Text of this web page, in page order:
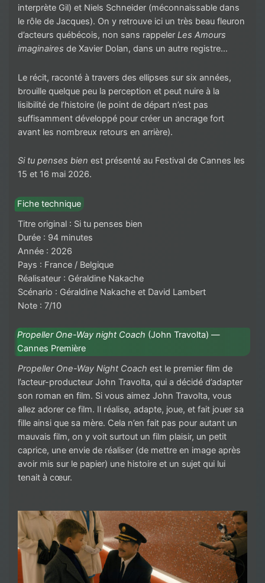
interprète Gil) et Niels Schneider (méconnaissable dans
le rôle de Jacques). On y retrouve ici un très beau fleuron
d’acteurs québécois, non sans rappeler Les Amours
imaginaires de Xavier Dolan, dans un autre registre…
Le récit, raconté à travers des ellipses sur six années,
brouille quelque peu la perception et peut nuire à la
lisibilité de l’histoire (le point de départ n’est pas
suffisamment développé pour créer un ancrage fort
avant les nombreux retours en arrière).
Si tu penses bien est présenté au Festival de Cannes les
15 et 16 mai 2026.
Fiche technique
Titre original : Si tu penses bien
Durée : 94 minutes
Année : 2026
Pays : France / Belgique
Réalisateur : Géraldine Nakache
Scénario : Géraldine Nakache et David Lambert
Note : 7/10
Propeller One-Way night Coach (John Travolta) —
Cannes Première
Propeller One-Way Night Coach est le premier film de
l’acteur-producteur John Travolta, qui a décidé d’adapter
son roman en film. Si vous aimez John Travolta, vous
allez adorer ce film. Il réalise, adapte, joue, et fait jouer sa
fille ainsi que sa mère. Cela n’en fait pas pour autant un
mauvais film, on y voit surtout un film plaisir, un petit
caprice, une envie de réaliser (de mettre en image après
avoir mis sur le papier) une histoire et un sujet qui lui
tenait à cœur.